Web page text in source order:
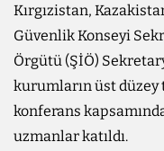
Kırgızistan,
Güvenlik Konseyi
Örgütü (ŞİÖ)
kurumların üst düzey
konferans
uzmanlar katıldı.